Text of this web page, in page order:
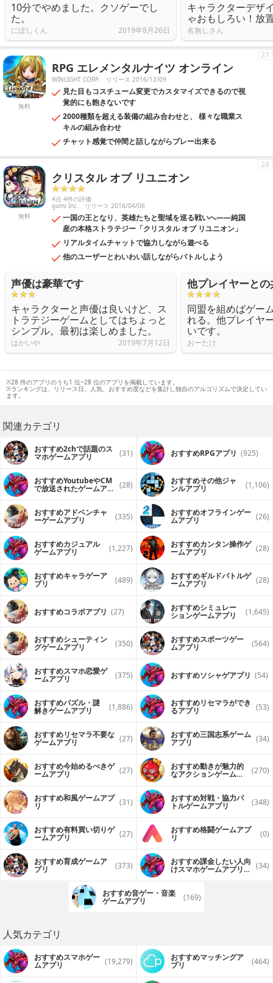
10分でやめました。クソゲーでし
た。
にぼしくん 2019年8月26日
キャラクターデザ
ゃおもしろい！放
名無しさん
無料
RPG エレメンタルナイツ オンライン
WINLIGHT CORP. リリース 2016/12/09
見た目もコスチューム変更でカスタマイズできるので視
覚的にも飽きないです
2000種類を超える装備の組み合わせと、 様々な職業ス
キルの組み合わせ
チャット感覚で仲間と話しながらプレー出来る
27
無料
クリスタル オブ リユニオン
4点 4件の評価
gumi Inc. リリース 2016/04/06
一国の王となり、英雄たちと聖域を巡る戦いへ――純国
産の本格ストラテジー「クリスタル オブ リユニオン」
リアルタイムチャットで協力しながら遊べる
他のユーザーとわいわい話しながらバトルしよう
28
声優は豪華です
キャラクターと声優は良いけど、ス
トラテジーゲームとしてはちょっと
シンプル。最初は楽しめました。
はかいや 2019年7月12日
他プレイヤーと
同盟を組めばゲー
れる。他プレイヤ
いです。
おーたけ
※28 件のアプリのうち1 位~28 位のアプリを掲載しています。
※ランキングは、リリース日、人気、おすすめ度などを集計し独自のアルゴリズムで決定してい
ます。
関連カテゴリ
おすすめ2chで話題のス
マホゲームアプリ (31) おすすめRPGアプリ (925)
おすすめYoutubeやCM
で放送されたゲームアプ (28) おすすめその他ジャ
ンルアプリ (1,106)
おすすめアドベンチャ
ーゲームアプリ (335) おすすめオフラインゲー
ムアプリ (26)
おすすめカジュアル
ゲームアプリ (1,227) おすすめカンタン操作ゲ
ームアプリ (28)
おすすめキャラゲーア
プリ (489) おすすめギルドバトルゲ
ームアプリ (28)
おすすめコラボアプリ (27) おすすめシミュレー
ションゲームアプリ (1,645)
おすすめシューティン
グゲームアプリ (350) おすすめスポーツゲー
ムアプリ (564)
おすすめスマホ恋愛ゲ
ームアプリ (375) おすすめソシャゲアプリ (54)
おすすめパズル・謎
解きゲームアプリ (1,886) おすすめリセマラができ
るアプリ (53)
おすすめリセマラ不要な
ゲームアプリ (27) おすすめ三国志系ゲーム
アプリ (34)
おすすめ今始めるべきゲ
ームアプリ (27) おすすめ動きが魅力的
なアクションゲームア (270)
おすすめ和風ゲームアプ
リ (31) おすすめ対戦・協力バ
トルゲームアプリ (348)
おすすめ有料買い切りゲ
ームアプリ (27) おすすめ格闘ゲームアプ
リ (0)
おすすめ育成ゲームア
プリ (373) おすすめ課金したい人向
けスマホゲームアプリア (34)
おすすめ音ゲー・音楽
ゲームアプリ (169)
人気カテゴリ
おすすめスマホゲー
ムアプリ (19,279) おすすめマッチングア
プリ (464)